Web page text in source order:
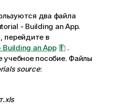
два файла
- Building an App.
перейдите в
Building an App
.
учебное пособие. Файлы
source: